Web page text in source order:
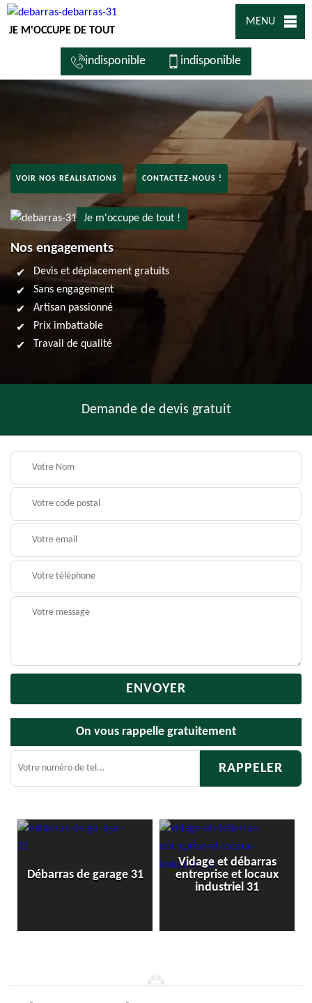
JE M'OCCUPE DE TOUT
MENU
indisponible indisponible
VOIR NOS RÉALISATIONS CONTACTEZ-NOUS !
Je m'occupe de tout !
Nos engagements
Devis et déplacement gratuits
Sans engagement
Artisan passionné
Prix imbattable
Travail de qualité
Demande de devis gratuit
On vous rappelle gratuitement
31
Vidage et débarras
entreprise et locaux
Débarras de
cave 31